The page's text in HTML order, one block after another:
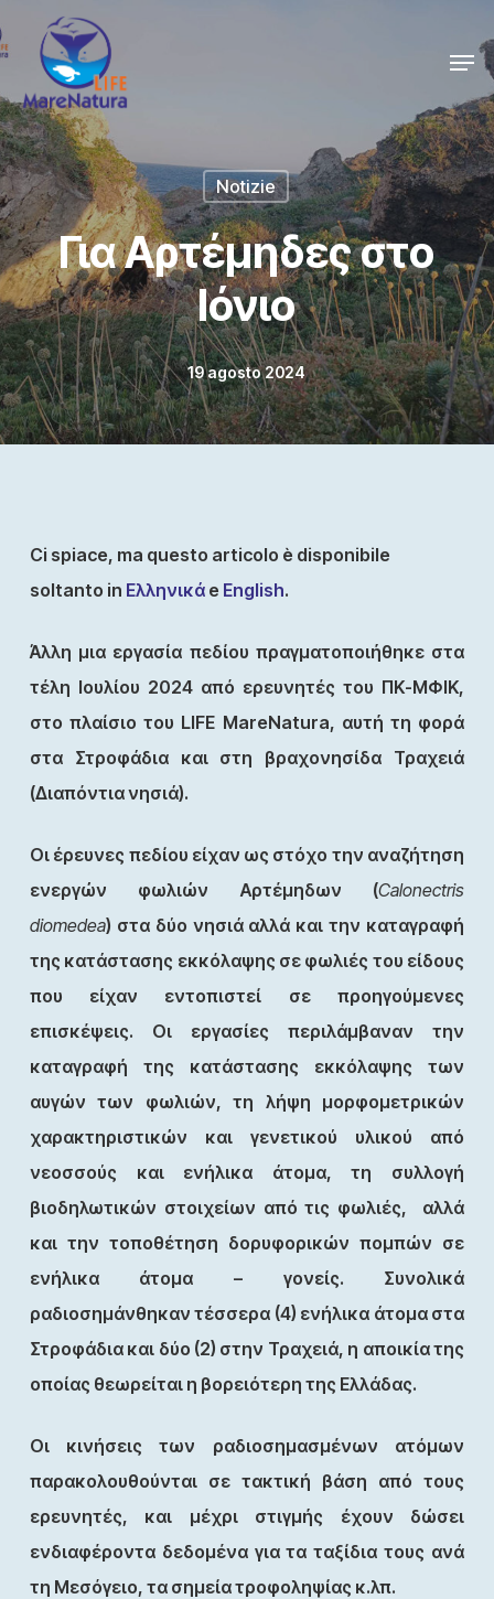
to
content
Notizie
Για Αρτέμηδες στο
Ιόνιο
19 agosto 2024
Ci spiace, ma questo articolo è disponibile
soltanto in Ελληνικάe English.
Άλλη μια εργασία πεδίου πραγματοποιήθηκε στα
τέλη Ιουλίου 2024 από ερευνητές του ΠΚ-ΜΦΙΚ,
στο πλαίσιο του LIFE MareNatura, αυτή τη φορά
στα Στροφάδια και στη βραχονησίδα Τραχειά
(Διαπόντια νησιά).
Οι έρευνες πεδίου είχαν ως στόχο την αναζήτηση
ενεργών φωλιών Αρτέμηδων (Calonectris
diomedea) στα δύο νησιά αλλά και την καταγραφή
της κατάστασης εκκόλαψης σε φωλιές του είδους
που είχαν εντοπιστεί σε προηγούμενες
επισκέψεις. Οι εργασίες περιλάμβαναν την
καταγραφή της κατάστασης εκκόλαψης των
αυγών των φωλιών, τη λήψη μορφομετρικών
χαρακτηριστικών και γενετικού υλικού από
νεοσσούς και ενήλικα άτομα, τη συλλογή
βιοδηλωτικών στοιχείων από τις φωλιές, αλλά
και την τοποθέτηση δορυφορικών πομπών σε
ενήλικα άτομα – γονείς. Συνολικά
ραδιοσημάνθηκαν τέσσερα (4) ενήλικα άτομα στα
Στροφάδια και δύο (2) στην Τραχειά, η αποικία της
οποίας θεωρείται η βορειότερη της Ελλάδας.
Οι κινήσεις των ραδιοσημασμένων ατόμων
παρακολουθούνται σε τακτική βάση από τους
ερευνητές, και μέχρι στιγμής έχουν δώσει
ενδιαφέροντα δεδομένα για τα ταξίδια τους ανά
τη Μεσόγειο, τα σημεία τροφοληψίας κ.λπ.
Close
Menu